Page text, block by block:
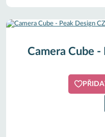
Camera Cube